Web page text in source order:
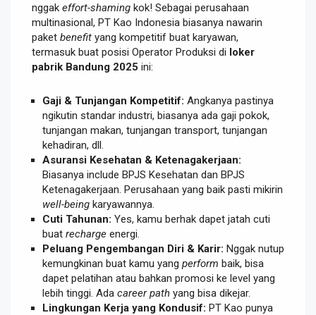
nggak effort-shaming kok! Sebagai perusahaan
multinasional, PT Kao Indonesia biasanya nawarin
paket benefit yang kompetitif buat karyawan,
termasuk buat posisi Operator Produksi di loker
pabrik Bandung 2025 ini:
Gaji & Tunjangan Kompetitif: Angkanya pastinya
ngikutin standar industri, biasanya ada gaji pokok,
tunjangan makan, tunjangan transport, tunjangan
kehadiran, dll.
Asuransi Kesehatan & Ketenagakerjaan:
Biasanya include BPJS Kesehatan dan BPJS
Ketenagakerjaan. Perusahaan yang baik pasti mikirin
well-being karyawannya.
Cuti Tahunan: Yes, kamu berhak dapet jatah cuti
buat recharge energi.
Peluang Pengembangan Diri & Karir: Nggak nutup
kemungkinan buat kamu yang perform baik, bisa
dapet pelatihan atau bahkan promosi ke level yang
lebih tinggi. Ada career path yang bisa dikejar.
Lingkungan Kerja yang Kondusif: PT Kao punya